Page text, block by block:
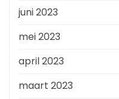
juni 2023
mei 2023
april 2023
maart 2023